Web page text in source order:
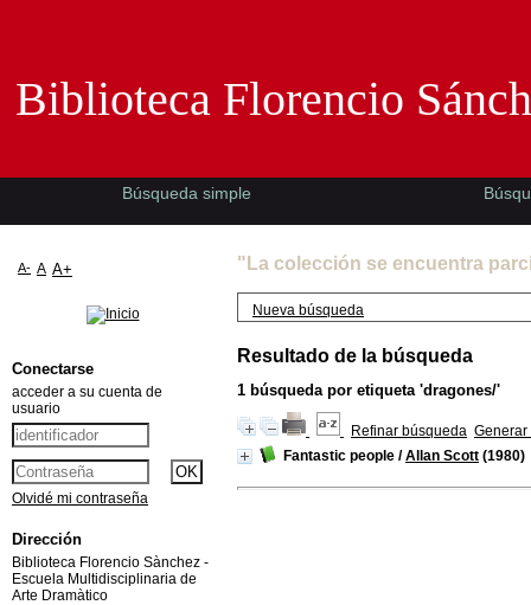
"La colección se encuentra
Nueva búsqueda
Resultado de la búsqueda
1 búsqueda por etiqueta 'dragones/'
Refinar búsqueda Generar
Fantastic people /Allan Scott (1980)
Biblioteca Florencio
Búsqueda simple
A- A A+
Conectarse
acceder a su cuenta de
usuario
Olvidé mi contraseña
Dirección
Biblioteca Florencio Sànchez -
Escuela Multidisciplinaria de
Arte Dramàtico